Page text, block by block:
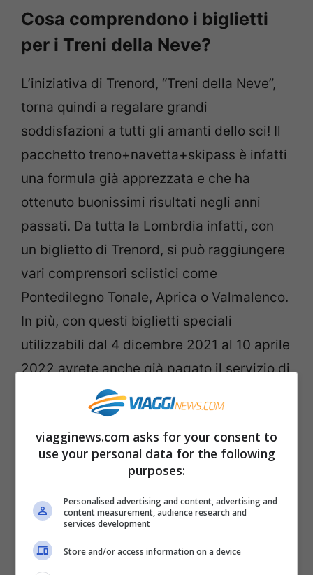
Cosa comprendono i biglietti
per i Treni della Neve?
L’iniziativa di Trenord, “Treni della Neve”,
torna quindi a regalare grandi
soddisfazioni a tutti gli amanti dello sci! Il
pacchetto treno+navetta+skipass è infatti
una formula già apprezzata e che ha
ottenuto buonissimi risultati negli anni
passati. Da tutta la Lombrdia infatti, con
un biglietto di Trenord, si può raggiungere
vari comprensori sciistici come
Pontedilegno Tonale, Aprica o Valmalenco.
In più, con questi biglietti speciali
utilizzabili dal 4 dicembre 2021 al 10 aprile
2022 avrete anche già pagato il servizio di
bus navetta per gli impianti e lo skipass!
Non dimenticate però che, per usufruire
del servizio bus-navetta, è fondamentale
prenotare 24 ore prima contattando il
sede di prenotazione, direttamente sul
viagginews.com asks for your consent to
use your personal data for the following
purposes:
Personalised advertising and content, advertising and
content measurement, audience research and
services development
Store and/or access information on a device